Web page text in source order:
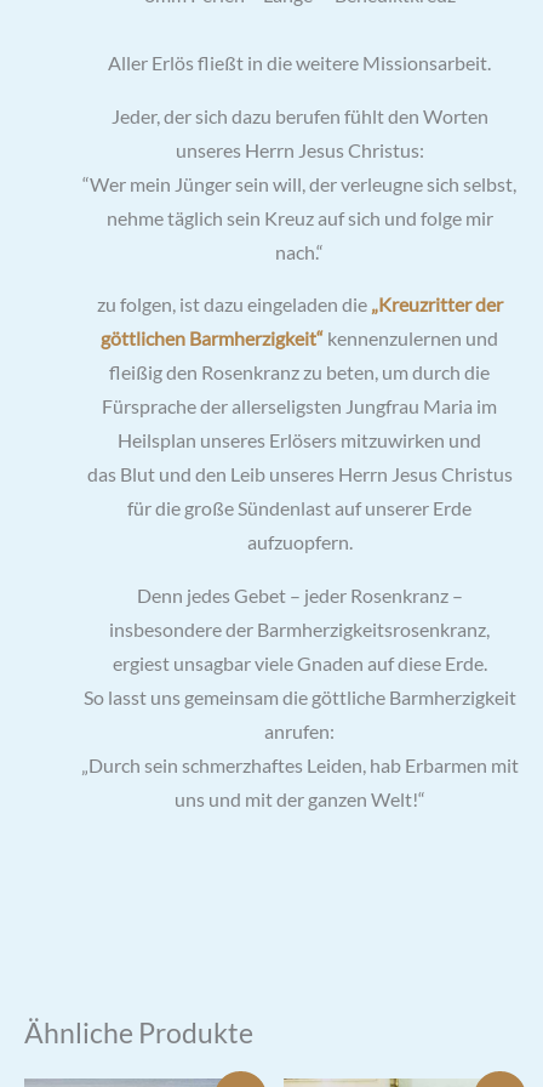
Aller Erlös fließt in die weitere Missionsarbeit.
Jeder, der sich dazu berufen fühlt den Worten
unseres Herrn Jesus Christus:
“Wer mein Jünger sein will, der verleugne sich selbst,
nehme täglich sein Kreuz auf sich und folge mir
nach.“
zu folgen, ist dazu eingeladen die „Kreuzritter der
göttlichen Barmherzigkeit“ kennenzulernen und
fleißig den Rosenkranz zu beten, um durch die
Fürsprache der allerseligsten Jungfrau Maria im
Heilsplan unseres Erlösers mitzuwirken und
das Blut und den Leib unseres Herrn Jesus Christus
für die große Sündenlast auf unserer Erde
aufzuopfern.
Denn jedes Gebet – jeder Rosenkranz –
insbesondere der Barmherzigkeitsrosenkranz,
ergiest unsagbar viele Gnaden auf diese Erde.
So lasst uns gemeinsam die göttliche Barmherzigkeit
anrufen:
„Durch sein schmerzhaftes Leiden, hab Erbarmen mit
uns und mit der ganzen Welt!“
Ähnliche Produkte